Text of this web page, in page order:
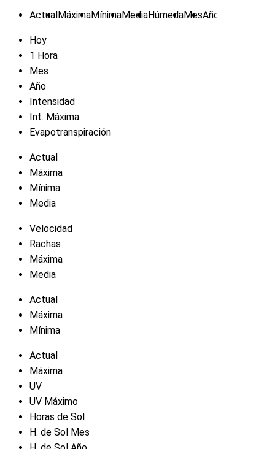
ActualMáximaMínimaMediaHúmedaMesAño
Hoy
1 Hora
Mes
Año
Intensidad
Int. Máxima
Evapotranspiración
Actual
Máxima
Mínima
Media
Velocidad
Rachas
Máxima
Media
Actual
Máxima
Mínima
Actual
Máxima
UV
UV Máximo
Horas de Sol
H. de Sol Mes